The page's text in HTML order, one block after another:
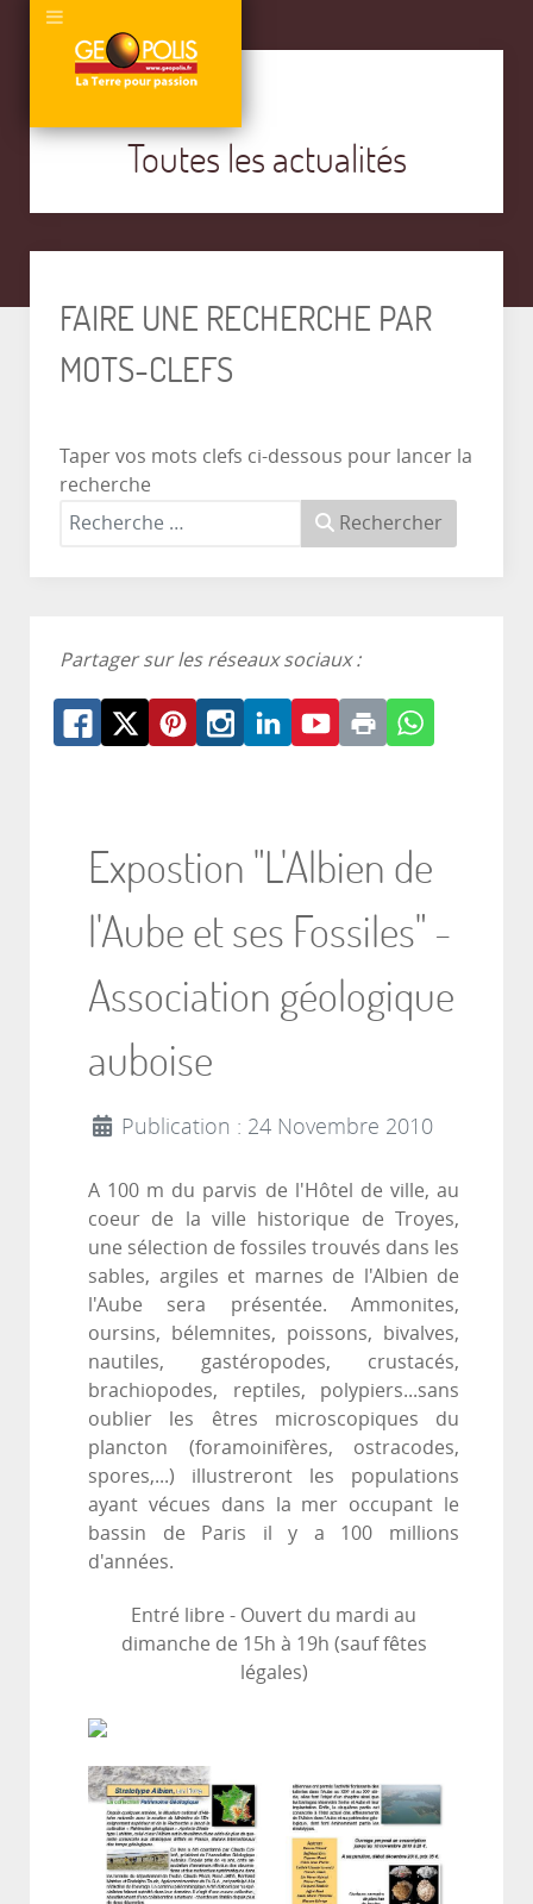
Toutes les actualités
FAIRE UNE RECHERCHE PAR
MOTS-CLEFS
Taper vos mots clefs ci-dessous pour lancer la
recherche
Rechercher
Partager sur les réseaux sociaux :
Expostion "L'Albien de
l'Aube et ses Fossiles" -
Association géologique
auboise
Publication : 24 Novembre 2010
A 100 m du parvis de l'Hôtel de ville, au
coeur de la ville historique de Troyes,
une sélection de fossiles trouvés dans les
sables, argiles et marnes de l'Albien de
l'Aube sera présentée. Ammonites,
oursins, bélemnites, poissons, bivalves,
nautiles, gastéropodes, crustacés,
brachiopodes, reptiles, polypiers...sans
oublier les êtres microscopiques du
plancton (foramoinifères, ostracodes,
spores,...) illustreront les populations
ayant vécues dans la mer occupant le
bassin de Paris il y a 100 millions
d'années.
Entré libre - Ouvert du mardi au
dimanche de 15h à 19h (sauf fêtes
légales)